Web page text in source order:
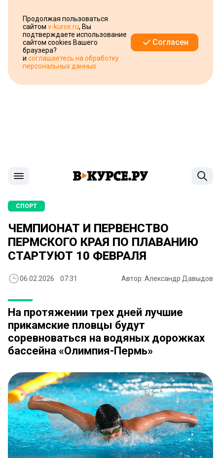
Продолжая пользоваться
сайтом v-kurse.ru, Вы
подтверждаете использование
сайтом cookies Вашего
браузера?
и соглашаетесь на обработку
персональных данных
Согласен
СПОРТ
ЧЕМПИОНАТ И ПЕРВЕНСТВО
ПЕРМСКОГО КРАЯ ПО ПЛАВАНИЮ
СТАРТУЮТ 10 ФЕВРАЛЯ
06.02.2026 07:31 Автор: Александр Давыдов
На протяжении трех дней лучшие
прикамские пловцы будут
соревноваться на водяных дорожках
бассейна «Олимпия-Пермь»